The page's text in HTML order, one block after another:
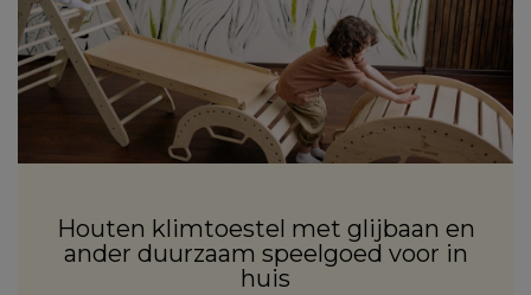
Houten klimtoestel met glijbaan en
ander duurzaam speelgoed voor in
huis